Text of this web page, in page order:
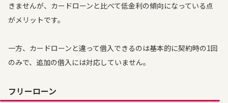
きませんが、カードローンと比べて低金利の傾向になっている点
がメリットです。
一方、カードローンと違って借入できるのは基本的に契約時の1回
のみで、追加の借入には対応していません。
フリーローン